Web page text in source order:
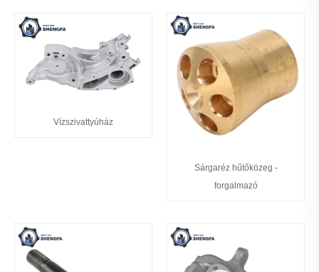
Vízszivattyúház
Sárgaréz hűtőközeg -
forgalmazó